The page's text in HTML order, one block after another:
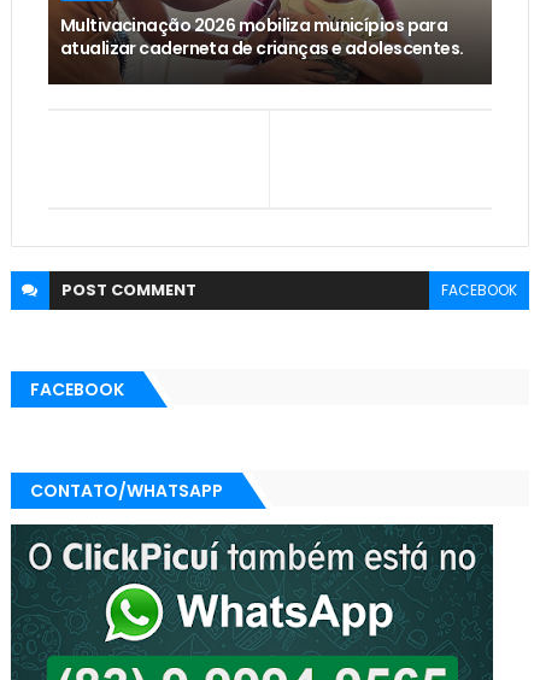
Multivacinação 2026 mobiliza municípios para
atualizar caderneta de crianças e adolescentes.
POST COMMENT FACEBOOK
FACEBOOK
CONTATO/WHATSAPP